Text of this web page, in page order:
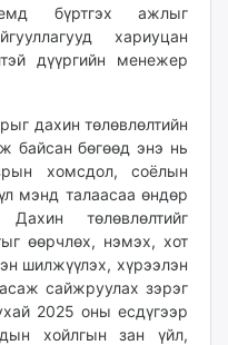
бүртгэх ажлыг
хариуцан
дүүргийн менежер
дахин төлөвлөлтийн
байсан бөгөөд энэ нь
хомсдол, соёлын
мэнд талаасаа өндөр
төлөвлөлтийг
өөрчлөх, нэмэх, хот
шилжүүлэх, хүрээлэн
сайжруулах зэрэг
2025 оны есдүгээр
хойлгын зан үйл,